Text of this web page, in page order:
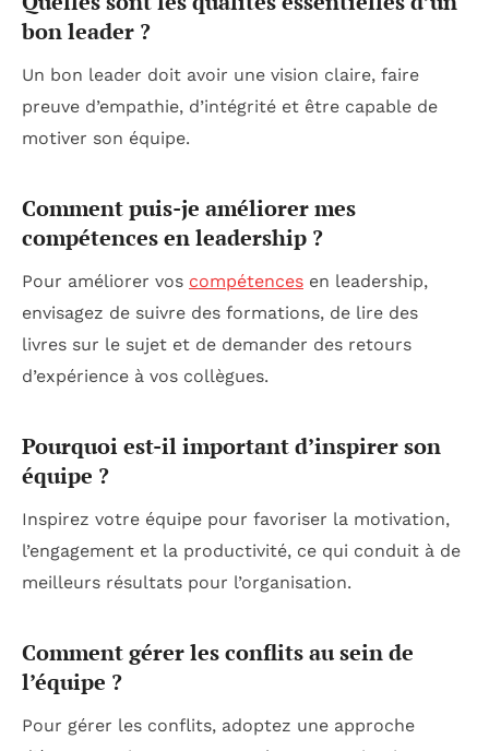
bon leader ?
Un bon leader doit avoir une vision claire, faire
preuve d’empathie, d’intégrité et être capable de
motiver son équipe.
Comment puis-je améliorer mes
compétences en leadership ?
Pour améliorer vos compétences en leadership,
envisagez de suivre des formations, de lire des
livres sur le sujet et de demander des retours
d’expérience à vos collègues.
Pourquoi est-il important d’inspirer son
équipe ?
Inspirez votre équipe pour favoriser la motivation,
l’engagement et la productivité, ce qui conduit à de
meilleurs résultats pour l’organisation.
Comment gérer les conflits au sein de
l’équipe ?
Pour gérer les conflits, adoptez une approche